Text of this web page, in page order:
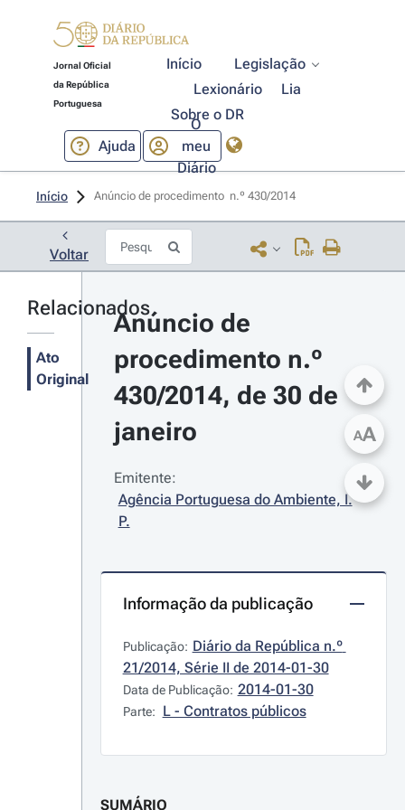
Jornal Oficial
da República
Portuguesa
Início
Legislação
Lexionário
Lia
Sobre o DR
Ajuda
O
meu
Diário
Início Anúncio de procedimento  n.º 430/2014
Voltar
Relacionados
Ato
Original
Anúncio de
procedimento n.º
430/2014, de 30 de
janeiro
Emitente:
Agência Portuguesa do Ambiente, I.
P.
Informação da publicação
Publicação: Diário da República n.º
21/2014, Série II de 2014-01-30
Data de Publicação: 2014-01-30
Parte: L - Contratos públicos
SUMÁRIO
AA